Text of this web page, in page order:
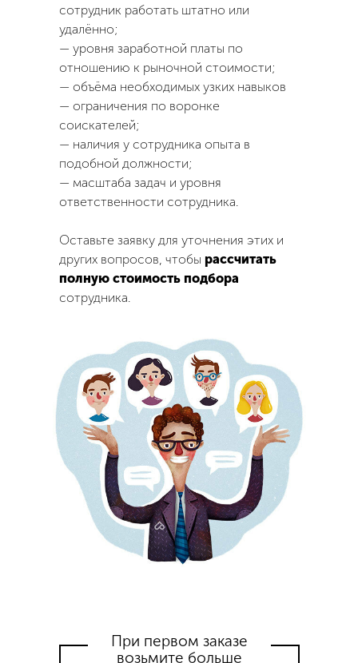
сотрудник работать штатно или
удалённо;
— уровня заработной платы по
отношению к рыночной стоимости;
— объёма необходимых узких навыков
— ограничения по воронке
соискателей;
— наличия у сотрудника опыта в
подобной должности;
— масштаба задач и уровня
ответственности сотрудника.
Оставьте заявку для уточнения этих и
других вопросов, чтобы рассчитать
полную стоимость подбора
сотрудника.
При первом заказе
возьмите больше